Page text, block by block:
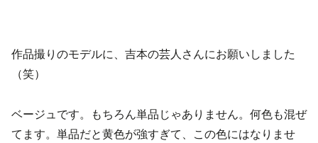
作品撮りのモデルに、吉本の芸人さんにお願いしました
（笑）
ベージュです。もちろん単品じゃありません。何色も混ぜ
てます。単品だと黄色が強すぎて、この色にはなりませ